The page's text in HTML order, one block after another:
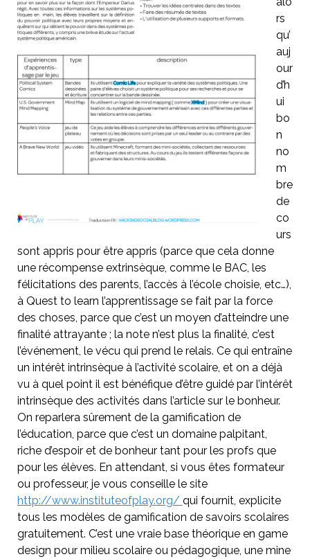
rs
qu’
auj
our
d’h
ui
bo
n
no
m
bre
de
co
urs
sont appris pour être appris (parce que cela donne
une récompense extrinsèque, comme le BAC, les
félicitations des parents, l’accès à l’école choisie, etc…),
à Quest to learn l’apprentissage se fait par la force
des choses, parce que c’est un moyen d’atteindre une
finalité attrayante ; la note n’est plus la finalité, c’est
l’événement, le vécu qui prend le relais. Ce qui entraîne
un intérêt intrinsèque à l’activité scolaire, et on a déjà
vu à quel point il est bénéfique d’être guidé par l’intérêt
intrinsèque des activités dans l’article sur le bonheur.
On reparlera sûrement de la gamification de
l’éducation, parce que c’est un domaine palpitant,
riche d’espoir et de bonheur tant pour les profs que
pour les élèves. En attendant, si vous êtes formateur
ou professeur, je vous conseille le site
http://www.instituteofplay.org/ qui fournit, explicite
tous les modèles de gamification de savoirs scolaires
gratuitement. C’est une vraie base théorique en game
design pour milieu scolaire ou pédagogique, une mine